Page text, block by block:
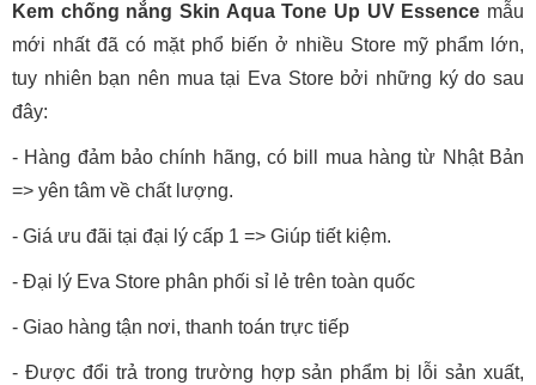
Kem chống nắng Skin Aqua Tone Up UV Essence mẫu
mới nhất đã có mặt phổ biến ở nhiều Store mỹ phẩm lớn,
tuy nhiên bạn nên mua tại Eva Store bởi những ký do sau
đây:
- Hàng đảm bảo chính hãng, có bill mua hàng từ Nhật Bản
=> yên tâm về chất lượng.
- Giá ưu đãi tại đại lý cấp 1 => Giúp tiết kiệm.
- Đại lý Eva Store phân phối sỉ lẻ trên toàn quốc
- Giao hàng tận nơi, thanh toán trực tiếp
- Được đổi trả trong trường hợp sản phẩm bị lỗi sản xuất,